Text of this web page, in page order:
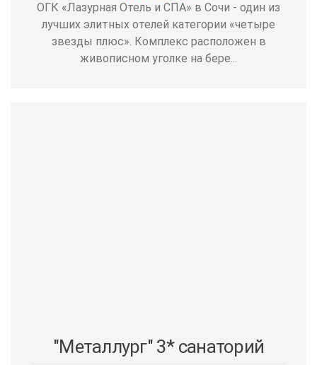
ОГК «Лазурная Отель и СПА» в Сочи - один из
лучших элитных отелей категории «четыре
звезды плюс». Комплекс расположен в
живописном уголке на бере...
"Металлург" 3* санаторий